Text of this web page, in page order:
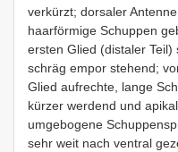
verkürzt; dorsaler
haarförmige Schuppen
ersten Glied (distaler Teil)
schräg empor stehend;
Glied aufrechte, lange
kürzer werdend und
umgebogene
sehr weit nach ventral